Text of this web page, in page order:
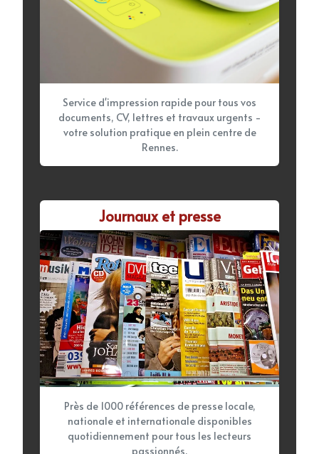
Service d'impression rapide pour tous vos
documents, CV, lettres et travaux urgents -
votre solution pratique en plein centre de
Rennes.
Journaux et presse
Près de 1000 références de presse locale,
nationale et internationale disponibles
quotidiennement pour tous les lecteurs
passionnés.